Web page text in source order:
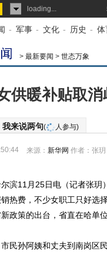
loading...
- 军事 - 文化 - 历史 - 体
> 最新要闻 > 世态万象
供暖补贴取
我来说两句( 人参与)
来源： 新华网 作者：张玥
11月25日电（记者张玥
热费，不少女职工只好选
政策的出台，省直在哈单
孙阿姨和丈夫到南岗区民